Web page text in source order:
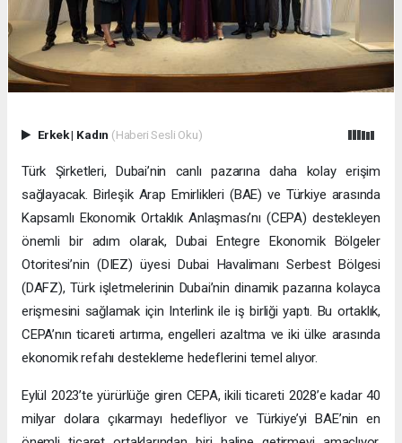
Erkek| Kadın (Haberi Sesli Oku)
Türk Şirketleri, Dubai’nin canlı pazarına daha kolay erişim
sağlayacak. Birleşik Arap Emirlikleri (BAE) ve Türkiye arasında
Kapsamlı Ekonomik Ortaklık Anlaşması’nı (CEPA) destekleyen
önemli bir adım olarak, Dubai Entegre Ekonomik Bölgeler
Otoritesi’nin (DIEZ) üyesi Dubai Havalimanı Serbest Bölgesi
(DAFZ), Türk işletmelerinin Dubai’nin dinamik pazarına kolayca
erişmesini sağlamak için Interlink ile iş birliği yaptı. Bu ortaklık,
CEPA’nın ticareti artırma, engelleri azaltma ve iki ülke arasında
ekonomik refahı destekleme hedeflerini temel alıyor.
Eylül 2023’te yürürlüğe giren CEPA, ikili ticareti 2028’e kadar 40
milyar dolara çıkarmayı hedefliyor ve Türkiye’yi BAE’nin en